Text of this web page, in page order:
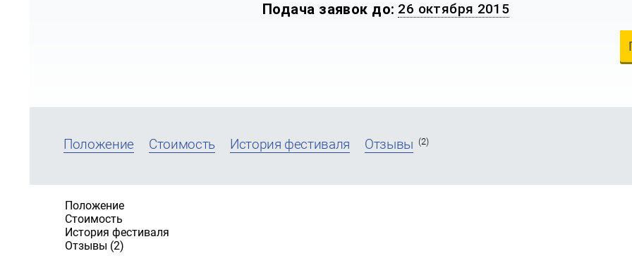
Подача заявок до: 26 октября 2015
Положение Стоимость История фестиваля Отзывы (2)
Положение
Стоимость
История фестиваля
Отзывы (2)